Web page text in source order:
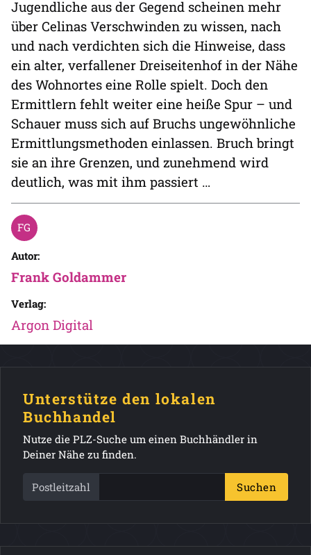
Jugendliche aus der Gegend scheinen mehr
über Celinas Verschwinden zu wissen, nach
und nach verdichten sich die Hinweise, dass
ein alter, verfallener Dreiseitenhof in der Nähe
des Wohnortes eine Rolle spielt. Doch den
Ermittlern fehlt weiter eine heiße Spur – und
Schauer muss sich auf Bruchs ungewöhnliche
Ermittlungsmethoden einlassen. Bruch bringt
sie an ihre Grenzen, und zunehmend wird
deutlich, was mit ihm passiert …
Autor:
Frank Goldammer
Verlag:
Argon Digital
Unterstütze den lokalen
Buchhandel
Nutze die PLZ-Suche um einen Buchhändler in
Deiner Nähe zu finden.
Postleitzahl Suchen